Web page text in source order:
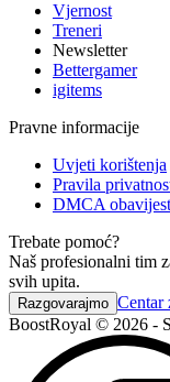
Vjernost
Treneri
Newsletter
Bettergamer
igitems
Pravne informacije
Uvjeti korištenja
Pravila
DMCA obavijest
Trebate pomoć?
Naš profesionalni tim
svih upita.
Razgovarajmo Centar
BoostRoyal © 2026 -